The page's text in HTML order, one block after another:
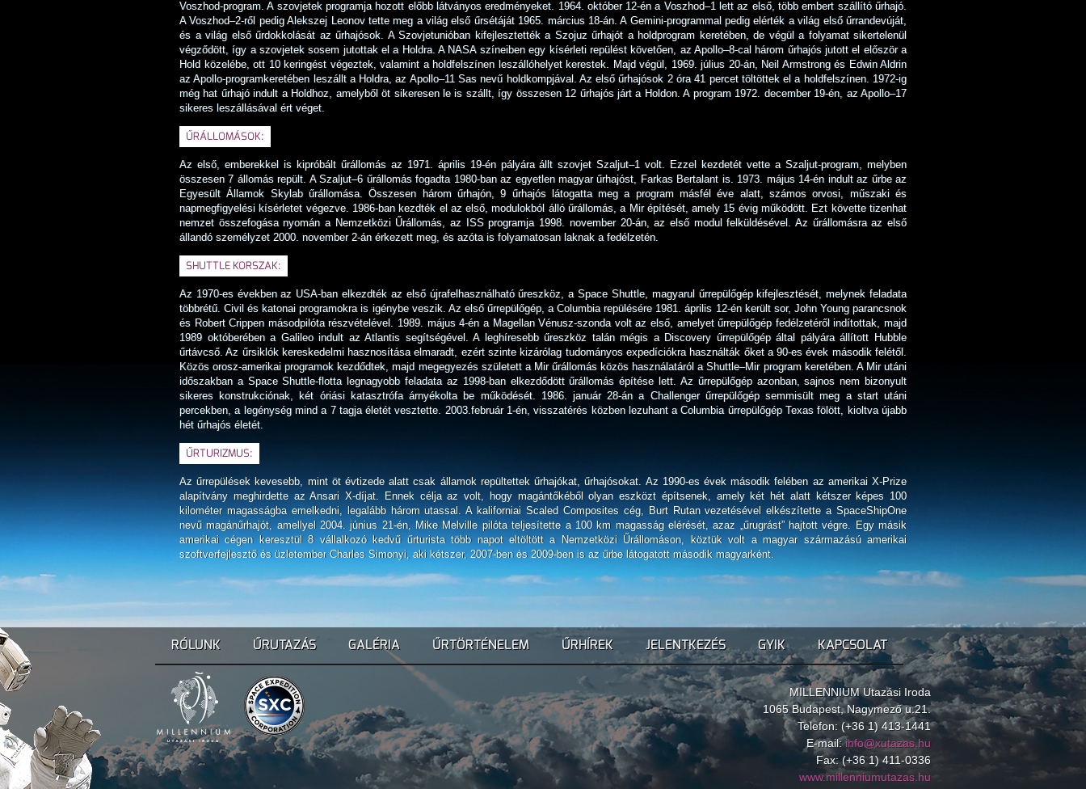
Voszhod-program. A szovjetek programja hozott előbb látványos eredményeket. 1964. október 12-én a Voszhod–1 lett az első, több embert szállító űrhajó.
A Voszhod–2-ről pedig Alekszej Leonov tette meg a világ első űrsétáját 1965. március 18-án. A Gemini-programmal pedig elérték a világ első űrrandevúját,
és a világ első űrdokkolását az űrhajósok. A Szovjetunióban kifejlesztették a Szojuz űrhajót a holdprogram keretében, de végül a folyamat sikertelenül
végződött, így a szovjetek sosem jutottak el a Holdra. A NASA színeiben egy kísérleti repülést követően, az Apollo–8-cal három űrhajós jutott el először a
Hold közelébe, ott 10 keringést végeztek, valamint a holdfelszínen leszállóhelyet kerestek. Majd végül, 1969. július 20-án, Neil Armstrong és Edwin Aldrin
az Apollo-programkeretében leszállt a Holdra, az Apollo–11 Sas nevű holdkompjával. Az első űrhajósok 2 óra 41 percet töltöttek el a holdfelszínen. 1972-ig
még hat űrhajó indult a Holdhoz, amelyből öt sikeresen le is szállt, így összesen 12 űrhajós járt a Holdon. A program 1972. december 19-én, az Apollo–17
sikeres leszállásával ért véget.
ŰRÁLLOMÁSOK:
Az első, emberekkel is kipróbált űrállomás az 1971. április 19-én pályára állt szovjet Szaljut–1 volt. Ezzel kezdetét vette a Szaljut-program, melyben
összesen 7 állomás repült. A Szaljut–6 űrállomás fogadta 1980-ban az egyetlen magyar űrhajóst, Farkas Bertalant is. 1973. május 14-én indult az űrbe az
Egyesült Államok Skylab űrállomása. Összesen három űrhajón, 9 űrhajós látogatta meg a program másfél éve alatt, számos orvosi, műszaki és
napmegfigyelési kísérletet végezve. 1986-ban kezdték el az első, modulokból álló űrállomás, a Mir építését, amely 15 évig működött. Ezt követte tizenhat
nemzet összefogása nyomán a Nemzetközi Űrállomás, az ISS programja 1998. november 20-án, az első modul felküldésével. Az űrállomásra az első
állandó személyzet 2000. november 2-án érkezett meg, és azóta is folyamatosan laknak a fedélzetén.
SHUTTLE KORSZAK:
Az 1970-es években az USA-ban elkezdték az első újrafelhasználható űreszköz, a Space Shuttle, magyarul űrrepülőgép kifejlesztését, melynek feladata
többrétű. Civil és katonai programokra is igénybe veszik. Az első űrrepülőgép, a Columbia repülésére 1981. április 12-én került sor, John Young parancsnok
és Robert Crippen másodpilóta részvételével. 1989. május 4-én a Magellan Vénusz-szonda volt az első, amelyet űrrepülőgép fedélzetéről indítottak, majd
1989 októberében a Galileo indult az Atlantis segítségével. A leghíresebb űreszköz talán mégis a Discovery űrrepülőgép által pályára állított Hubble
űrtávcső. Az űrsiklók kereskedelmi hasznosítása elmaradt, ezért szinte kizárólag tudományos expedíciókra használták őket a 90-es évek második felétől.
Közös orosz-amerikai programok kezdődtek, majd megegyezés született a Mir űrállomás közös használatáról a Shuttle–Mir program keretében. A Mir utáni
időszakban a Space Shuttle-flotta legnagyobb feladata az 1998-ban elkezdődött űrállomás építése lett. Az űrrepülőgép azonban, sajnos nem bizonyult
sikeres konstrukciónak, két óriási katasztrófa árnyékolta be működését. 1986. január 28-án a Challenger űrrepülőgép semmisült meg a start utáni
percekben, a legénység mind a 7 tagja életét vesztette. 2003.február 1-én, visszatérés közben lezuhant a Columbia űrrepülőgép Texas fölött, kioltva újabb
hét űrhajós életét.
ŰRTURIZMUS:
Az űrrepülések kevesebb, mint öt évtizede alatt csak államok repültettek űrhajókat, űrhajósokat. Az 1990-es évek második felében az amerikai X-Prize
alapítvány meghirdette az Ansari X-díjat. Ennek célja az volt, hogy magántőkéből olyan eszközt építsenek, amely két hét alatt kétszer képes 100
kilométer magasságba emelkedni, legalább három utassal. A kaliforniai Scaled Composites cég, Burt Rutan vezetésével elkészítette a SpaceShipOne
nevű magánűrhajót, amellyel 2004. június 21-én, Mike Melville pilóta teljesítette a 100 km magasság elérését, azaz „űrugrást” hajtott végre. Egy másik
amerikai cégen keresztül 8 vállalkozó kedvű űrturista több napot eltöltött a Nemzetközi Űrállomáson, köztük volt a magyar származású amerikai
szoftverfejlesztő és üzletember Charles Simonyi, aki kétszer, 2007-ben és 2009-ben is az űrbe látogatott második magyarként.
RÓLUNK ŰRUTAZÁS GALÉRIA ŰRTÖRTÉNELEM ŰRHÍREK JELENTKEZÉS GYIK KAPCSOLAT
MILLENNIUM Utazási Iroda
1065 Budapest, Nagymező u.21.
Telefon: (+36 1) 413-1441
E-mail:info@xutazas.hu
Fax: (+36 1) 411-0336
www.millenniumutazas.hu